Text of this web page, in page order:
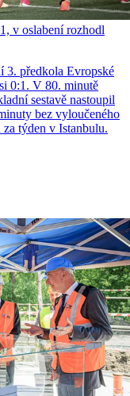
v oslabení rozhodl
3. předkola Evropské
0:1. V 80. minutě
sestavě nastoupil
bez vyloučeného
týden v Istanbulu.